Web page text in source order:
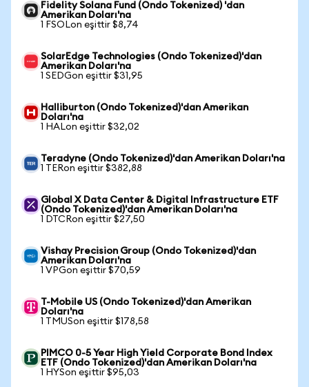
Fidelity Solana Fund (Ondo Tokenized) 'dan
Amerikan Doları'na
1 FSOLon eşittir $8,74
SolarEdge Technologies (Ondo Tokenized)'dan
Amerikan Doları'na
1 SEDGon eşittir $31,95
Halliburton (Ondo Tokenized)'dan Amerikan
Doları'na
1 HALon eşittir $32,02
Teradyne (Ondo Tokenized)'dan Amerikan Doları'na
1 TERon eşittir $382,88
Global X Data Center & Digital Infrastructure ETF
(Ondo Tokenized)'dan Amerikan Doları'na
1 DTCRon eşittir $27,50
Vishay Precision Group (Ondo Tokenized)'dan
Amerikan Doları'na
1 VPGon eşittir $70,59
T-Mobile US (Ondo Tokenized)'dan Amerikan
Doları'na
1 TMUSon eşittir $178,58
PIMCO 0-5 Year High Yield Corporate Bond Index
ETF (Ondo Tokenized)'dan Amerikan Doları'na
1 HYSon eşittir $95,03